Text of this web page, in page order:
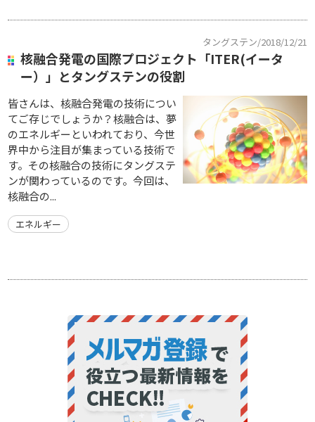
タングステン/2018/12/21
核融合発電の国際プロジェクト「ITER(イータ
ー）」とタングステンの役割
皆さんは、核融合発電の技術につい
てご存じでしょうか？核融合は、夢
のエネルギーといわれており、今世
界中から注目が集まっている技術で
す。その核融合の技術にタングステ
ンが関わっているのです。今回は、
核融合の...
エネルギー